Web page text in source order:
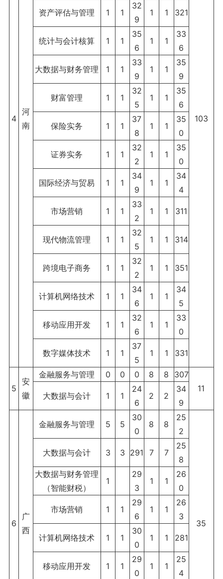
4
河
南
103
资产评估与管理 1 1
32
9
1 1 321
统计与会计核算 1 1
35
6
1 1
33
6
大数据与财务管理 1 1
33
9
1 1
35
9
财富管理 1 1
32
5
1 1
35
6
保险实务 1 1
37
8
1 1
35
0
证券实务 1 1
32
2
1 1
35
0
国际经济与贸易 1 1
34
9
1 1
34
4
市场营销 1 1
33
2
1 1 311
现代物流管理 1 1
32
5
1 1 314
跨境电子商务 1 1
32
2
1 1 351
计算机网络技术 1 1
34
6
1 1
34
5
移动应用开发 1 1
32
6
1 1
33
0
数字媒体技术 1 1
37
5
1 1 331
5
安
徽
金融服务与管理 0 0 0 8 8
307
11
大数据与会计 1 1
24
6
2 2
34
9
6
广
西
金融服务与管理 5 5
30
0
8 8
25
2
35
大数据与会计 3 3 291 7 7
25
8
大数据与财务管理
（智能财税）
1
29
3
1 1
26
0
市场营销 1 1
29
6
1 1
26
3
计算机网络技术 1 1
30
0
1 1 281
移动应用开发 1 1
29
0
1 1
25
4